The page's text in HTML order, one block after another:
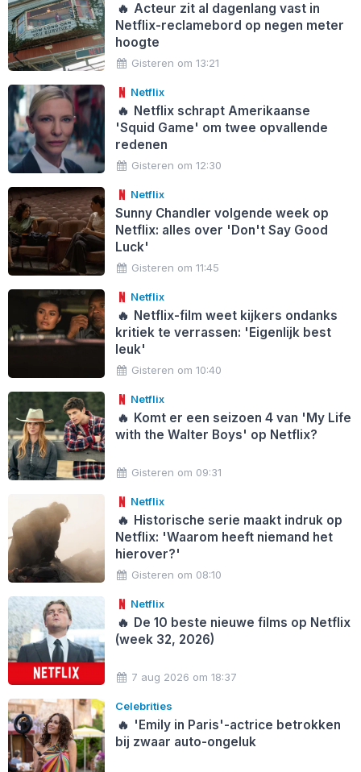
🔥 Acteur zit al dagenlang vast in
Netflix-reclamebord op negen meter
hoogte
Gisteren om 13:21
Netflix
🔥 Netflix schrapt Amerikaanse
'Squid Game' om twee opvallende
redenen
Gisteren om 12:30
Netflix
Sunny Chandler volgende week op
Netflix: alles over 'Don't Say Good
Luck'
Gisteren om 11:45
Netflix
🔥 Netflix-film weet kijkers ondanks
kritiek te verrassen: 'Eigenlijk best
leuk'
Gisteren om 10:40
Netflix
🔥 Komt er een seizoen 4 van 'My Life
with the Walter Boys' op Netflix?
Gisteren om 09:31
Netflix
🔥 Historische serie maakt indruk op
Netflix: 'Waarom heeft niemand het
hierover?'
Gisteren om 08:10
Netflix
🔥 De 10 beste nieuwe films op Netflix
(week 32, 2026)
7 aug 2026 om 18:37
Celebrities
🔥 'Emily in Paris'-actrice betrokken
bij zwaar auto-ongeluk